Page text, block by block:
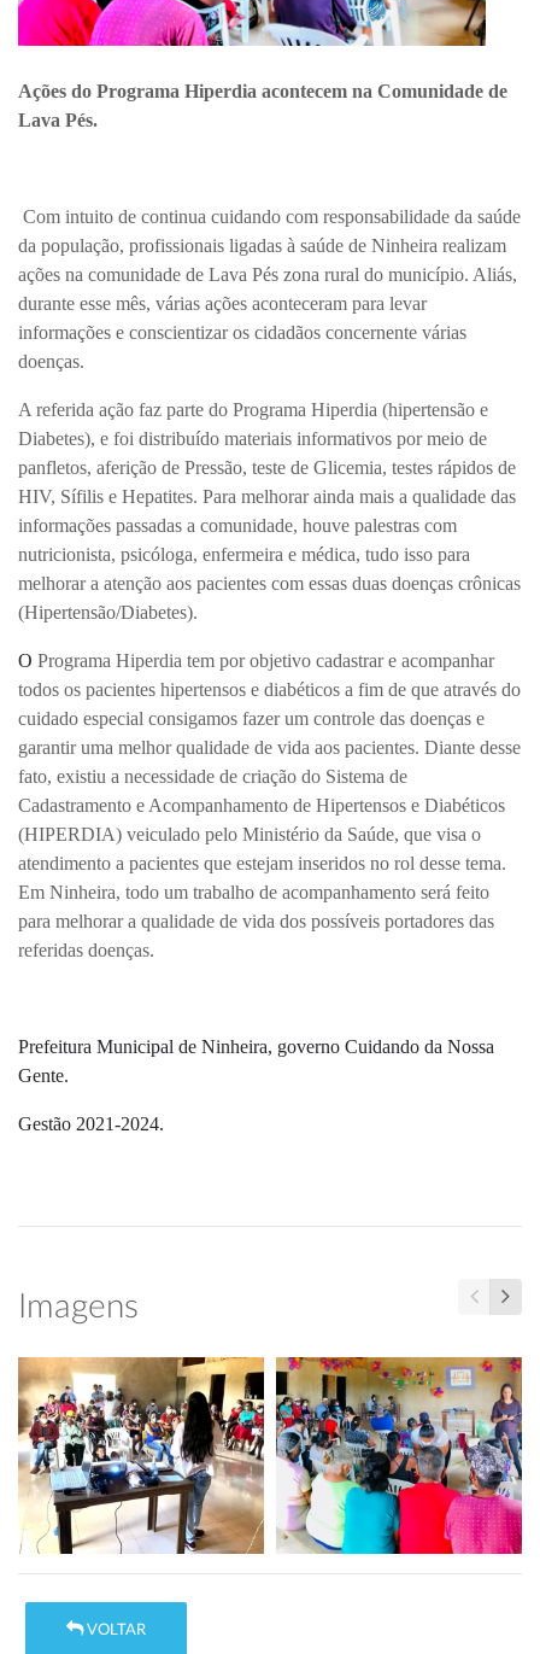
Ações do Programa Hiperdia acontecem na Comunidade de
Lava Pés.
Com intuito de continua cuidando com responsabilidade da saúde
da população, profissionais ligadas à saúde de Ninheira realizam
ações na comunidade de Lava Pés zona rural do município. Aliás,
durante esse mês, várias ações aconteceram para levar
informações e conscientizar os cidadãos concernente várias
doenças.
A referida ação faz parte do Programa Hiperdia (hipertensão e
Diabetes), e foi distribuído materiais informativos por meio de
panfletos, aferição de Pressão, teste de Glicemia, testes rápidos de
HIV, Sífilis e Hepatites. Para melhorar ainda mais a qualidade das
informações passadas a comunidade, houve palestras com
nutricionista, psicóloga, enfermeira e médica, tudo isso para
melhorar a atenção aos pacientes com essas duas doenças crônicas
(Hipertensão/Diabetes).
O Programa Hiperdia tem por objetivo cadastrar e acompanhar
todos os pacientes hipertensos e diabéticos a fim de que através do
cuidado especial consigamos fazer um controle das doenças e
garantir uma melhor qualidade de vida aos pacientes. Diante desse
fato, existiu a necessidade de criação do Sistema de
Cadastramento e Acompanhamento de Hipertensos e Diabéticos
(HIPERDIA) veiculado pelo Ministério da Saúde, que visa o
atendimento a pacientes que estejam inseridos no rol desse tema.
Em Ninheira, todo um trabalho de acompanhamento será feito
para melhorar a qualidade de vida dos possíveis portadores das
referidas doenças.
Prefeitura Municipal de Ninheira, governo Cuidando da Nossa
Gente.
Gestão 2021-2024.
Imagens
VOLTAR